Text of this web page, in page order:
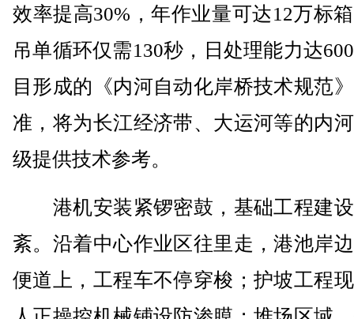
效率提高30%，年作业量可达12万标
吊单循环仅需130秒，日处理能力达
目形成的《内河自动化岸桥技术规范
准，将为长江经济带、大运河等的内
级提供技术参考。
港机安装紧锣密鼓，基础工程建
紊。沿着中心作业区往里走，港池岸
便道上，工程车不停穿梭；护坡工程